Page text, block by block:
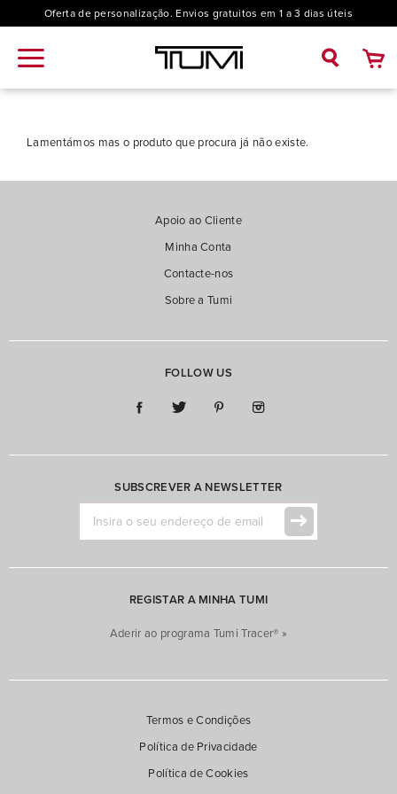
Oferta de personalização. Envios gratuitos em 1 a 3 dias úteis
Lamentámos mas o produto que procura já não existe.
Apoio ao Cliente
Minha Conta
Contacte-nos
Sobre a Tumi
FOLLOW US
SUBSCREVER A NEWSLETTER
REGISTAR A MINHA TUMI
Aderir ao programa Tumi Tracer® »
Termos e Condições
Política de Privacidade
Política de Cookies